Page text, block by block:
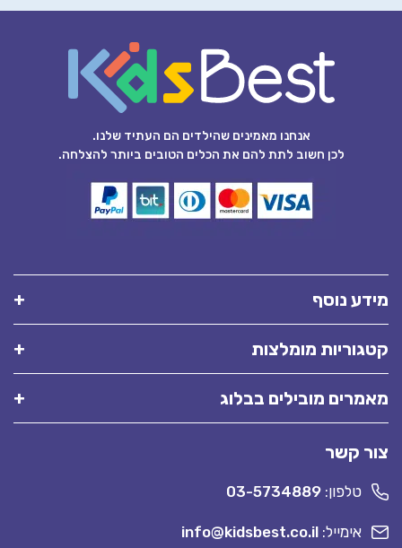
אנחנו מאמינים שהילדים הם העתיד שלנו.
לכן חשוב לתת להם את הכלים הטובים ביותר להצלחה.
מידע נוסף
קטגוריות מומלצות
מאמרים מובילים בבלוג
צור קשר
טלפון: 03-5734889
אימייל: info@kidsbest.co.il